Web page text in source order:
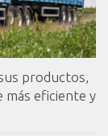
productos,
más eficiente y